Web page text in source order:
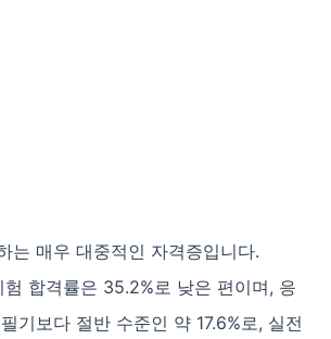
는 매우 대중적인 자격증입니다.
합격률은 35.2%로 낮은 편이며, 응
기보다 절반 수준인 약 17.6%로, 실전